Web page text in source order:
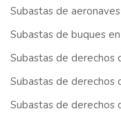
Subastas de
Subastas de buques
Subastas de derechos
Subastas de
Subastas de derechos